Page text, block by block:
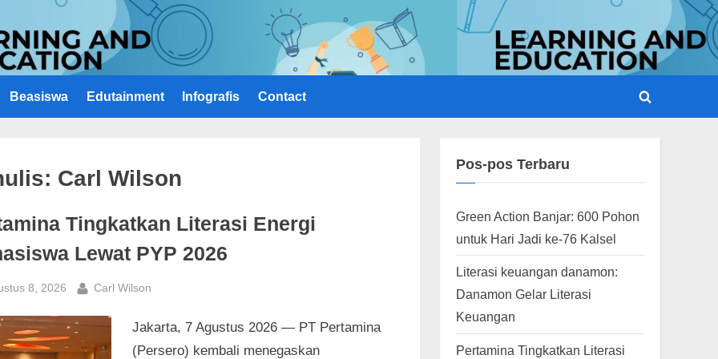
Beasiswa Edutainment Infografis Contact
Toggle
Carl Wilson
Tingkatkan Literasi Energi
Lewat PYP 2026
8, 2026 By
Carl Wilson
Jakarta, 7 Agustus 2026 — PT Pertamina
(Persero) kembali menegaskan
Pos-pos Terbaru
Green Action Banjar: 600 Pohon
untuk Hari Jadi ke-76 Kalsel
Literasi keuangan danamon:
Danamon Gelar Literasi
Keuangan
Pertamina Tingkatkan Literasi